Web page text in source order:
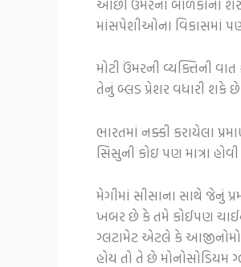
ઓછી ઉંમરના બાળકોના
માંસપેશીઓના વિકાસમાં
મોટી ઉંમરની વ્યક્તિની
તેનું બ્લડ પ્રેશર વધારી
ભારતમાં નક્કી કરાયેલા
સિસુની કોઇ પણ માત્રા
મેગીમાં સીસાના સાથે
ખબર છે કે તમે કોઈપણ
ગ્લટામેટ એટલે કે
હોય તો તે છે મોનોસોડિયમ